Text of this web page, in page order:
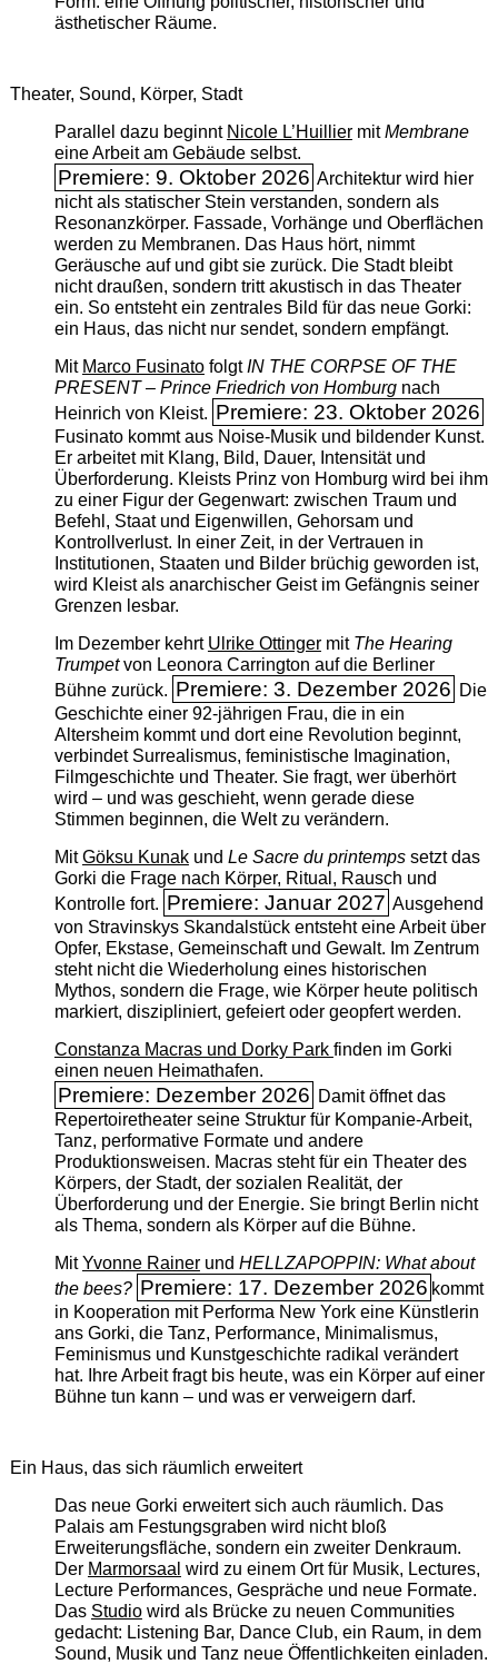
ästhetischer Räume.
Theater, Sound, Körper, Stadt
Parallel dazu beginnt Nicole L’Huilliermit ­Membrane
eine Arbeit am Gebäude selbst.
Premiere: 9. Oktober 2026 Architektur wird hier
nicht als statischer Stein verstanden, sondern als
Resonanzkörper. Fassade, Vorhänge und Oberflächen
werden zu Membranen. Das Haus hört, nimmt
Geräusche auf und gibt sie zurück. Die Stadt bleibt
nicht draußen, sondern tritt akustisch in das Theater
ein. So entsteht ein zentrales Bild für das neue Gorki:
ein Haus, das nicht nur sendet, sondern empfängt.
Mit Marco FusinatofolgtIN THE CORPSE OF THE
PRESENT – Prince Friedrich von Homburgnach
Heinrich von Kleist. Premiere: 23. Oktober 2026
Fusinato kommt aus Noise-Musik und bildender Kunst.
Er arbeitet mit Klang, Bild, Dauer, Intensität und
Überforderung. Kleists Prinz von Homburg wird bei ihm
zu einer Figur der Gegenwart: zwischen Traum und
Befehl, Staat und Eigenwillen, Gehorsam und
Kontrollverlust. In einer Zeit, in der Vertrauen in
Institutionen, Staaten und Bilder brüchig geworden ist,
wird Kleist als anarchischer Geist im Gefängnis seiner
Grenzen lesbar.
Im Dezember kehrt Ulrike Ottingermit The ­Hearing
Trumpetvon Leonora Carrington auf die Berliner
Bühne zurück. Premiere: 3. Dezember 2026 Die
Geschichte einer 92-jährigen Frau, die in ein
Altersheim kommt und dort eine Revolution beginnt,
verbindet Surrealismus, feministische Imagination,
Filmgeschichte und Theater. Sie fragt, wer überhört
wird – und was geschieht, wenn gerade diese
Stimmen beginnen, die Welt zu verändern.
MitGöksu Kunakund Le Sacre du printempssetzt das
Gorki die Frage nach Körper, Ritual, Rausch und
Kontrolle fort. Premiere: Januar 2027 Ausgehend
von Stravinskys Skandalstück entsteht eine Arbeit über
Opfer, Ekstase, Gemeinschaft und Gewalt. Im Zentrum
steht nicht die Wiederholung eines historischen
Mythos, sondern die Frage, wie Körper heute politisch
markiert, diszipliniert, gefeiert oder geopfert werden.
Constanza Macras und Dorky Park finden im Gorki
einen neuen Heimathafen.
Premiere: Dezember 2026 Damit öffnet das
Repertoiretheater seine Struktur für Kompanie-Arbeit,
Tanz, performative Formate und andere
Produktionsweisen. Macras steht für ein Theater des
Körpers, der Stadt, der sozialen Realität, der
Überforderung und der Energie. Sie bringt Berlin nicht
als Thema, sondern als Körper auf die Bühne.
MitYvonne Rainerund HELLZAPOPPIN: What about
the bees? Premiere: 17. Dezember 2026 kommt
in Kooperation mit Performa New York eine Künstlerin
ans Gorki, die Tanz, Performance, Minimalismus,
Feminismus und Kunstgeschichte radikal verändert
hat. Ihre Arbeit fragt bis heute, was ein Körper auf einer
Bühne tun kann – und was er verweigern darf.
Ein Haus, das sich räumlich erweitert
Das neue Gorki erweitert sich auch räumlich. Das
Palais am Festungsgraben wird nicht bloß
Erweiterungsfläche, sondern ein zweiter Denkraum.
Der Marmorsaal wird zu einem Ort für Musik, Lectures,
Lecture Performances, Gespräche und neue Formate.
Das Studiowird als Brücke zu neuen Communities
gedacht: Listening Bar, Dance Club, ein Raum, in dem
Sound, Musik und Tanz neue Öffentlichkeiten einladen.